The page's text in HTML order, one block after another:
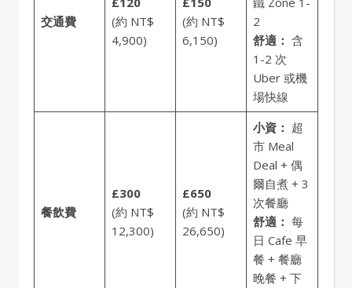
交通費
(約 NT$
4,900)
(約 NT$
6,150)
2
舒適： 含
1-2 次
Uber 或機
場快線
餐飲費
£300
(約 NT$
12,300)
£650
(約 NT$
26,650)
小資： 超
市 Meal
Deal + 偶
爾自煮 + 3
次餐廳
舒適： 每
日 Cafe 早
餐 + 餐廳
晚餐 + 下